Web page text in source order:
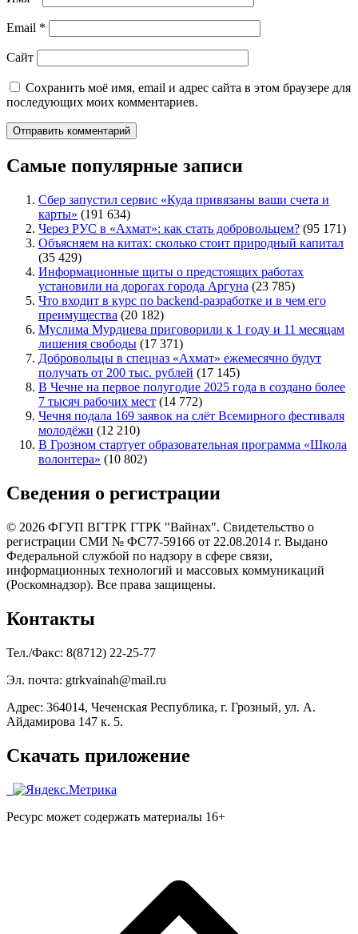
Email *
Сайт
Сохранить моё имя, email и адрес сайта в этом браузере для
последующих моих комментариев.
Самые популярные записи
Сбер запустил сервис «Куда привязаны ваши счета и
карты» (191 634)
Через РУС в «Ахмат»: как стать добровольцем? (95 171)
Объясняем на китах: сколько стоит природный капитал
(35 429)
Информационные щиты о предстоящих работах
установили на дорогах города Аргуна (23 785)
Что входит в курс по backend-разработке и в чем его
преимущества (20 182)
Муслима Мурдиева приговорили к 1 году и 11 месяцам
лишения свободы (17 371)
Добровольцы в спецназ «Ахмат» ежемесячно будут
получать от 200 тыс. рублей (17 145)
В Чечне на первое полугодие 2025 года в создано более
7 тысяч рабочих мест (14 772)
Чечня подала 169 заявок на слёт Всемирного фестиваля
молодёжи (12 210)
В Грозном стартует образовательная программа «Школа
волонтера» (10 802)
Сведения о регистрации
© 2026 ФГУП ВГТРК ГТРК "Вайнах". Свидетельство о
регистрации СМИ № ФС77-59166 от 22.08.2014 г. Выдано
Федеральной службой по надзору в сфере связи,
информационных технологий и массовых коммуникаций
(Роскомнадзор). Все права защищены.
Контакты
Тел./Факс: 8(8712) 22-25-77
Эл. почта: gtrkvainah@mail.ru
Адрес: 364014, Чеченская Республика, г. Грозный, ул. А.
Айдамирова 147 к. 5.
Скачать приложение
Ресурс может содержать материалы 16+